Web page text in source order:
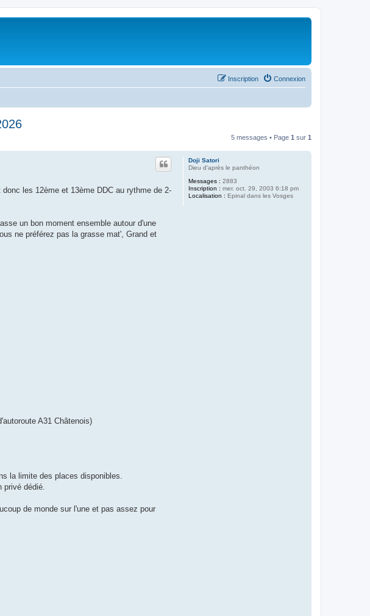
Connexion
Inscription
5 messages • Page 1 sur 1
Doji Satori
Dieu d'après le panthéon
Messages : 2883
Inscription : mer. oct. 29, 2003 6:18 pm
Localisation : Epinal dans les Vosges
les 12ème et 13ème DDC au rythme de 2-
un bon moment ensemble autour d'une
ne préférez pas la grasse mat', Grand et
A31 Châtenois)
la limite des places disponibles.
dédié.
de monde sur l'une et pas assez pour